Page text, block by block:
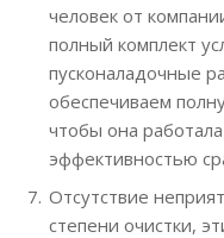
человек от
полный комплект
пусконаладочные
обеспечиваем
чтобы она
эффективностью
Отсутствие
степени очистки,